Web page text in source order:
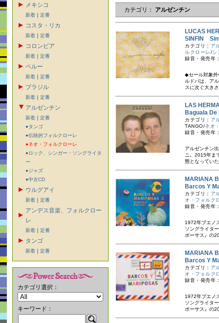
メキシコ
新着 ｜ 定番
コスタ・リカ
新着 ｜ 定番
コロンビア
新着 ｜ 定番
ペルー
新着 ｜ 定番
ブラジル
新着 ｜ 定番
アルゼンチン
新着 ｜ 定番
●タンゴ
●伝統的フォルクローレ
●ネオ・フォルクローレ
●ロック、シンガー・ソングライタ
ー
●ジャズ
●中古CD
ウルグアイ
新着 ｜ 定番
アンデス音楽、フォルクロー
レ
新着 ｜ 定番
タンゴ
新着 ｜ 定番
カテゴリ選択：
キーワード：
カテゴリ： アルゼンチン
LUCAS
SINFIN
カテゴリ： ア
ルクローレ/シ
録音・発売年
◆セール対象
ルドバは、ア
スに次ぐ大き
LAS
Baguala
カテゴリ： ア
TANGO/ネオ
録音・発売年
アルゼンチン
ニ。2015年ま
態となってい
MARIANA
Barcos Y
カテゴリ： ア
オ・フォルク
録音・発売年
1972年ブエノ
ソングライタ
ポーサス』の
MARIANA
Barcos Y
カテゴリ： ア
オ・フォルク
録音・発売年
1972年ブエノ
ソングライタ
ポーサス』の